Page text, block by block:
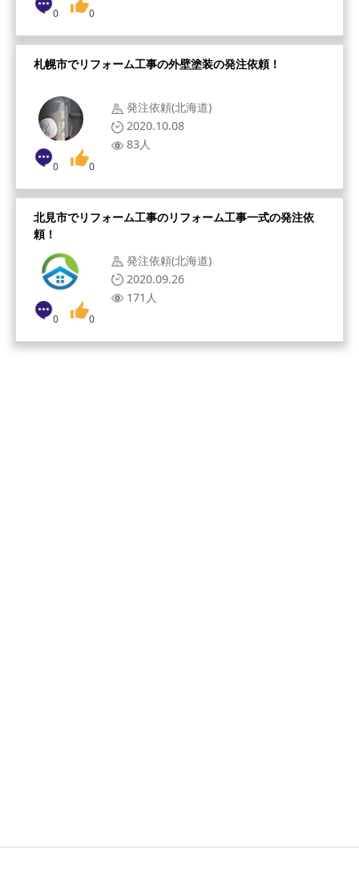
0 0
札幌市でリフォーム工事の外壁塗装の発注依頼！
発注依頼(北海道)
2020.10.08
83人
0 0
北見市でリフォーム工事のリフォーム工事一式の発注依
頼！
発注依頼(北海道)
2020.09.26
171人
0 0